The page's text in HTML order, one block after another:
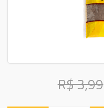
R$ 3,99